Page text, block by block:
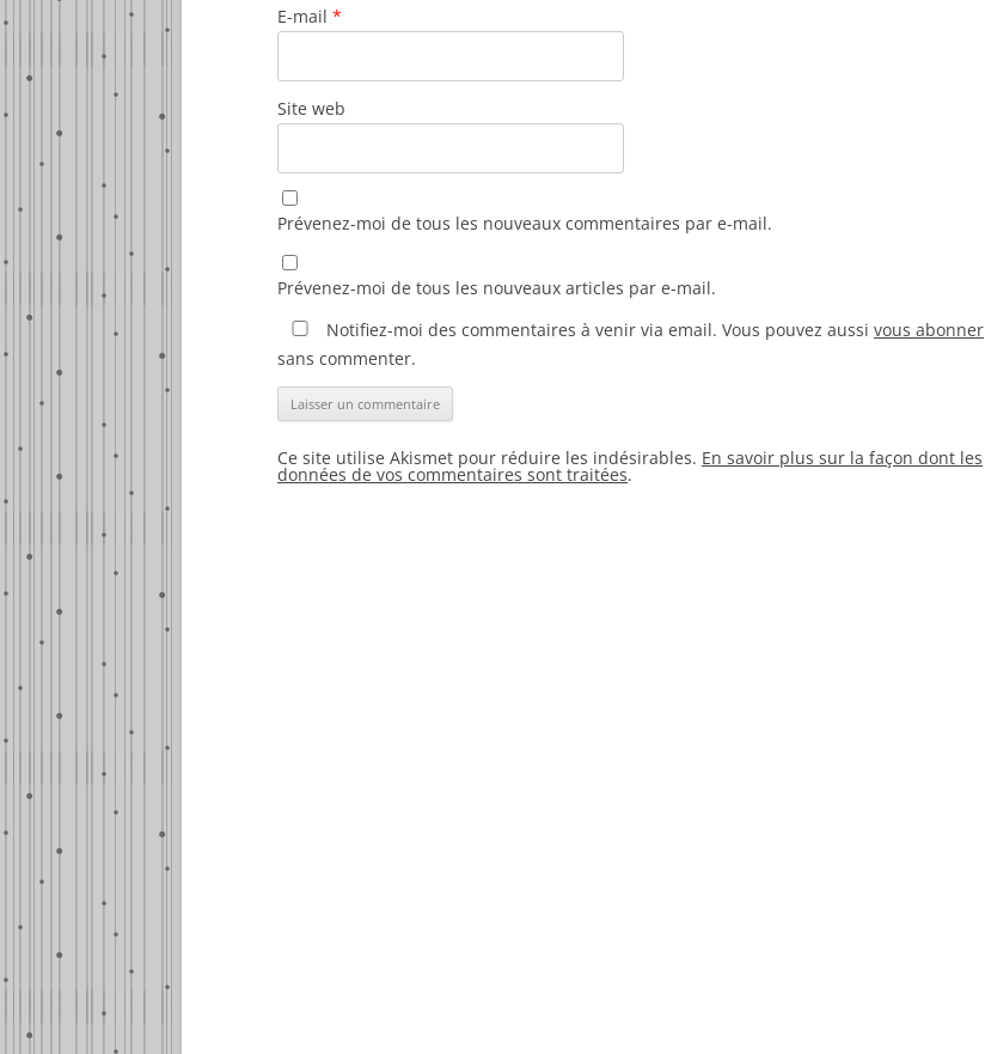
E-mail *
Site web
Prévenez-moi de tous les nouveaux commentaires par e-mail.
Prévenez-moi de tous les nouveaux articles par e-mail.
Notifiez-moi des commentaires à venir via email. Vous pouvez aussi vous abonner
sans commenter.
Ce site utilise Akismet pour réduire les indésirables. En savoir plus sur la façon dont les
données de vos commentaires sont traitées.